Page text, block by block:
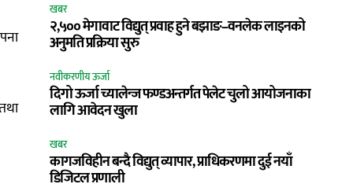
खबर
२,५०० मेगावाट विद्युत् प्रवाह हुने बझाङ–वनलेक लाइनको
अनुमति प्रक्रिया सुरु
नवीकरणीय ऊर्जा
दिगो ऊर्जा च्यालेन्ज फण्डअन्तर्गत पेलेट चुलो आयोजनाका
लागि आवेदन खुला
खबर
कागजविहीन बन्दै विद्युत् व्यापार, प्राधिकरणमा दुई नयाँ
डिजिटल प्रणाली